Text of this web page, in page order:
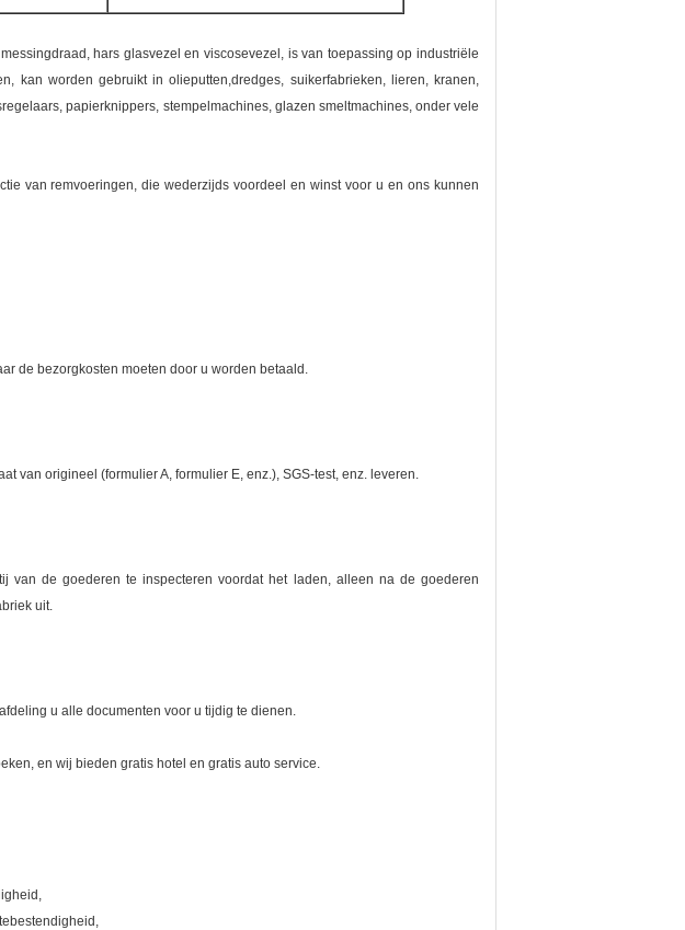
hars glasvezel en viscosevezel, is van toepassing op industriële
kan worden gebruikt in olieputten,dredges, suikerfabrieken, lieren, kranen,
papierknippers, stempelmachines, glazen smeltmachines, onder vele
van remvoeringen, die wederzijds voordeel en winst voor u en ons kunnen
de bezorgkosten moeten door u worden betaald.
van origineel (formulier A, formulier E, enz.), SGS-test, enz. leveren.
van de goederen te inspecteren voordat het laden, alleen na de goederen
uit.
u alle documenten voor u tijdig te dienen.
en wij bieden gratis hotel en gratis auto service.